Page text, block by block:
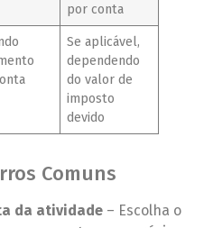
por conta
Se aplicável,
dependendo
do valor de
imposto
devido
Comuns
da atividade – Escolha o